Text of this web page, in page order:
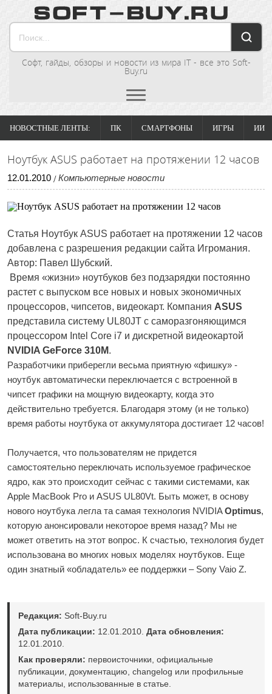
Софт, гайды, обзоры и новости из мира IT - все это Soft-
Buy.ru
НОВОСТНЫЕ ЛЕНТЫ: ПК СМАРТФОНЫ ИГРЫ ИИ
Ноутбук ASUS работает на протяжении 12 часов
12.01.2010 / Компьютерные новости
Статья Ноутбук ASUS работает на протяжении 12 часов
добавлена с разрешения редакции сайта Игромания.
Автор: Павел Шубский.
Время «жизни» ноутбуков без подзарядки постоянно
растет с выпуском все новых и новых экономичных
процессоров, чипсетов, видеокарт. Компания ASUS
представила систему UL80JТ с саморазгоняющимся
процессором Intel Core i7 и дискретной видеокартой
NVIDIA GeForce 310М.
Разработчики приберегли весьма приятную «фишку» -
ноутбук автоматически переключается с встроенной в
чипсет графики на мощную видеокарту, когда это
действительно требуется. Благодаря этому (и не только)
время работы ноутбука от аккумулятора достигает 12 часов!
Получается, что пользователям не придется
самостоятельно переключать используемое графическое
ядро, как это происходит сейчас с такими системами, как
Apple MacBook Pro и ASUS UL80Vt. Быть может, в основу
нового ноутбука легла та самая технология NVIDIAOptimus,
которую анонсировали некоторое время назад? Мы не
может ответить на этот вопрос. К счастью, технология будет
использована во многих новых моделях ноутбуков. Еще
один знатный «обладатель» ее поддержки – Sony Vaio Z.
Редакция: Soft-Buy.ru
Дата публикации: 12.01.2010. Дата обновления:
12.01.2010.
Как проверяли: первоисточники, официальные
публикации, документацию, changelog или профильные
материалы, использованные в статье.